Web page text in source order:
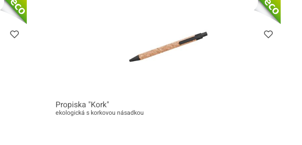
Propiska "Kork"
ekologická s korkovou násadkou